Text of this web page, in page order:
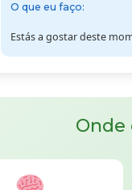
O que eu faço:
Estás a gostar deste
Onde